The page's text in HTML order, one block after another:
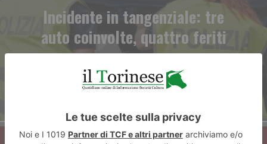
Incidente in tangenziale: tre
auto coinvolte, quattro feriti